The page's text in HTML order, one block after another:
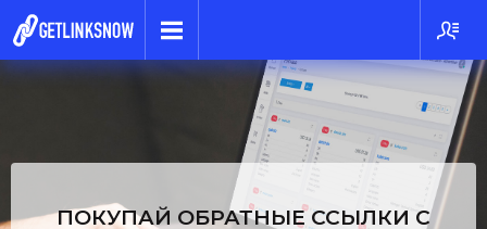
ПОКУПАЙ ОБРАТНЫЕ ССЫЛКИ C